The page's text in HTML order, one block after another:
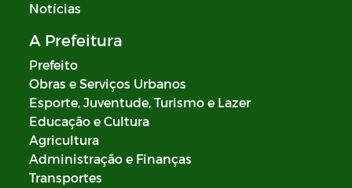
Notícias
A Prefeitura
Prefeito
Obras e Serviços Urbanos
Esporte, Juventude, Turismo e Lazer
Educação e Cultura
Agricultura
Administração e Finanças
Transportes